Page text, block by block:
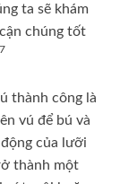
ta sẽ khám
chúng tốt
7
thành công là
vú để bú và
của lưỡi
thành một